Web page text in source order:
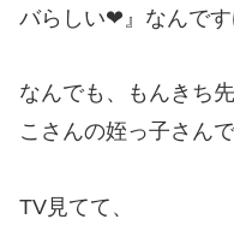
バらしい❤』なんです
なんでも、もんきち
こさんの姪っ子さん
TV見てて、